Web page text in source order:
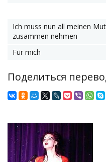
Ich muss nun all meinen Mut
zusammen nehmen
Für mich
Поделиться